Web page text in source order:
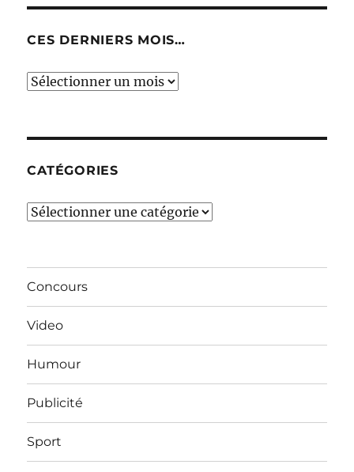
CES DERNIERS MOIS…
Ces
CATÉGORIES
Catégories
Concours
Video
Humour
Publicité
Sport